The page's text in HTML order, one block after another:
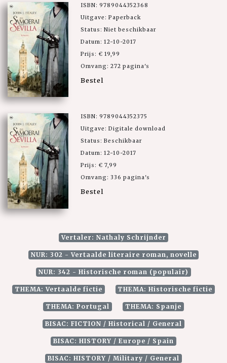
ISBN: 9789044352368
Uitgave: Paperback
Status: Niet beschikbaar
Datum: 12-10-2017
Prijs: € 19,99
Omvang: 272 pagina's
Bestel
ISBN: 9789044352375
Uitgave: Digitale download
Status: Beschikbaar
Datum: 12-10-2017
Prijs: € 7,99
Omvang: 336 pagina's
Bestel
Vertaler: Nathaly Schrijnder
NUR: 302 - Vertaalde literaire roman, novelle
NUR: 342 - Historische roman (populair)
THEMA: Vertaalde fictie THEMA: Historische fictie
THEMA: Portugal THEMA: Spanje
BISAC: FICTION / Historical / General
BISAC: HISTORY / Europe / Spain
BISAC: HISTORY / Military / General